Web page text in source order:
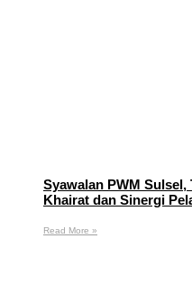
Syawalan PWM
Khairat dan Sinergi
Read More »